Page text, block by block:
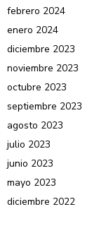
febrero 2024
enero 2024
diciembre 2023
noviembre 2023
octubre 2023
septiembre 2023
agosto 2023
julio 2023
junio 2023
mayo 2023
diciembre 2022